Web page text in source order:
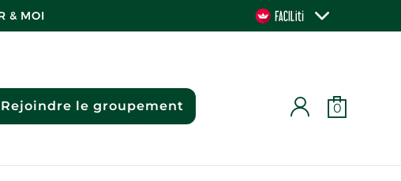
& MOI
Rejoindre le groupement 0